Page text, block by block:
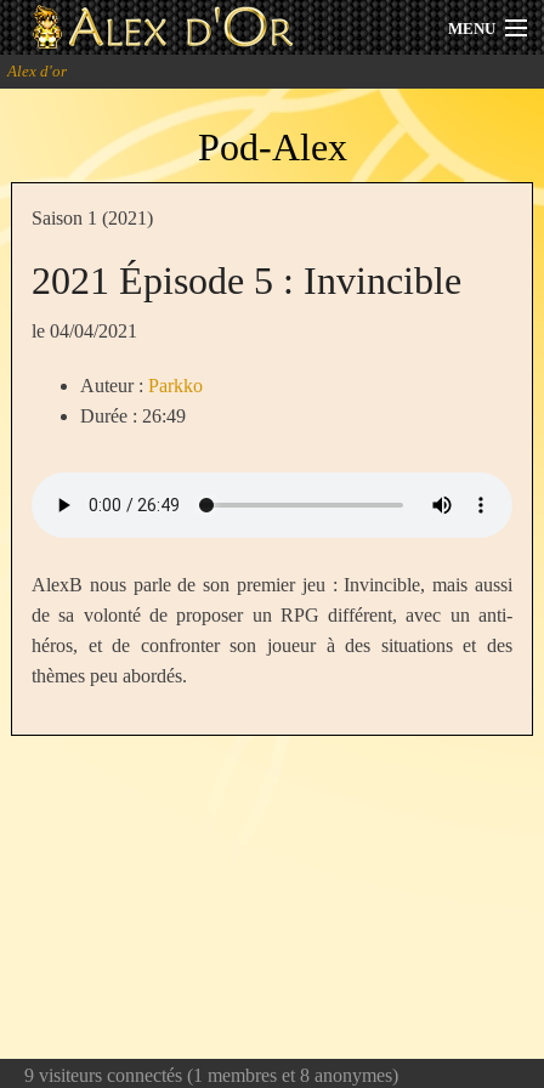
MENU
Actualités
Session 2025
Communauté
S'inscrire
Alex d'or
Pod-Alex
Saison 1 (2021)
2021 Épisode 5 : Invincible
le 04/04/2021
Auteur : Parkko
Durée : 26:49
AlexB nous parle de son premier jeu : Invincible, mais aussi
de sa volonté de proposer un RPG différent, avec un anti-
héros, et de confronter son joueur à des situations et des
thèmes peu abordés.
9 visiteurs connectés (1 membres et 8 anonymes)